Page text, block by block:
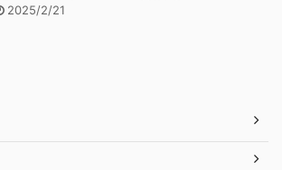
2025/2/21